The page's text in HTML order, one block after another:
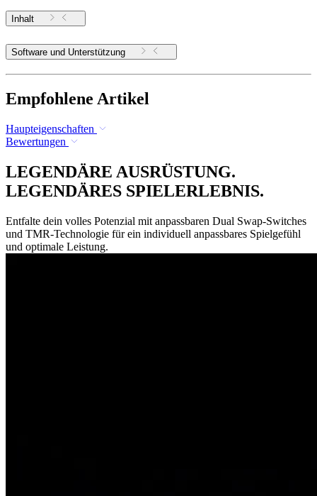
Inhalt
Software und Unterstützung
Empfohlene Artikel
Haupteigenschaften
Bewertungen
LEGENDÄRE AUSRÜSTUNG.
LEGENDÄRES SPIELERLEBNIS.
Entfalte dein volles Potenzial mit anpassbaren Dual Swap-Switches
und TMR-Technologie für ein individuell anpassbares Spielgefühl
und optimale Leistung.